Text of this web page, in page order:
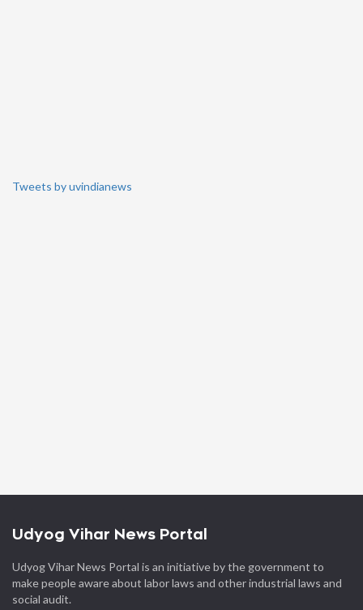
Tweets by uvindianews
Udyog Vihar News Portal
Udyog Vihar News Portal is an initiative by the government to
make people aware about labor laws and other industrial laws and
social audit.